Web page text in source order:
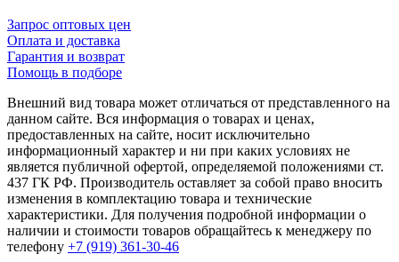
Запрос оптовых цен
Оплата и доставка
Гарантия и возврат
Помощь в подборе
Внешний вид товара может отличаться от представленного на
данном сайте. Вся информация о товарах и ценах,
предоставленных на сайте, носит исключительно
информационный характер и ни при каких условиях не
является публичной офертой, определяемой положениями ст.
437 ГК РФ. Производитель оставляет за собой право вносить
изменения в комплектацию товара и технические
характеристики. Для получения подробной информации о
наличии и стоимости товаров обращайтесь к менеджеру по
телефону +7 (919) 361-30-46